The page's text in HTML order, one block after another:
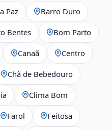
Paz Barro Duro
Bentes Bom Parto
Canaã Centro
Chã de Bebedouro
Clima Bom
Farol Feitosa